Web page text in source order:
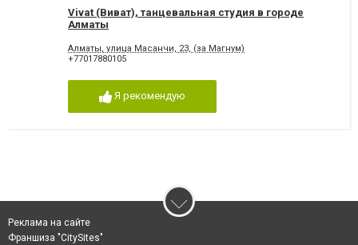
Vivat (Виват), танцевальная студия в городе
Алматы
Алматы, улица Масанчи, 23, (за Магнум)
+77017880105
Я рекомендую
Реклама на сайте
Франшиза "CitySites"